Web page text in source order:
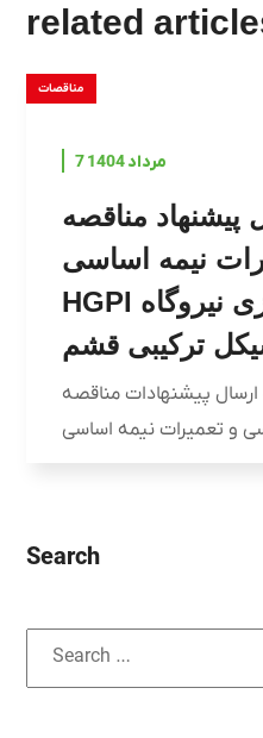
related
مناقصات
7 مرداد 1404
مناقصه
نیمه اساسی
HGPI واحد های گازی نیروگاه
ترکیبی قشم
پیشنهادات مناقصه
Search